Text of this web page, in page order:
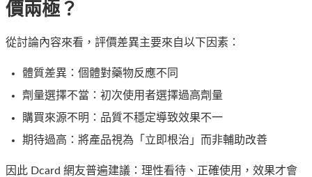
價兩極？
從討論內容來看，評價差異主要來自以下因素：
體質差異：個體對藥物反應不同
劑量選擇不當：初次使用者選擇過高劑量
購買來源不明：品質不穩定導致效果不一
期待過高：將產品視為「立即根治」而非輔助改善
因此 Dcard 網友普遍建議：理性看待、正確使用，效果才會